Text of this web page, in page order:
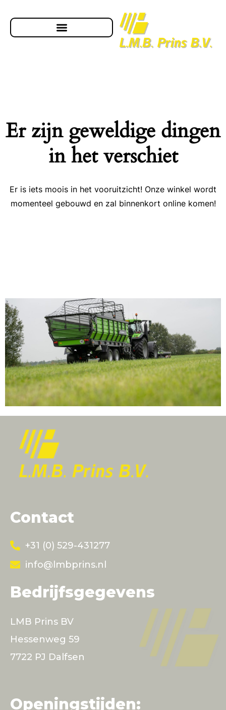
Er zijn geweldige dingen
in het verschiet
Er is iets moois in het vooruitzicht! Onze winkel wordt
momenteel gebouwd en zal binnenkort online komen!
Contact
+31 (0) 529-431277
info@lmbprins.nl
Bedrijfsgegevens
LMB Prins BV
Hessenweg 59
7722 PJ Dalfsen
Openingstijden: